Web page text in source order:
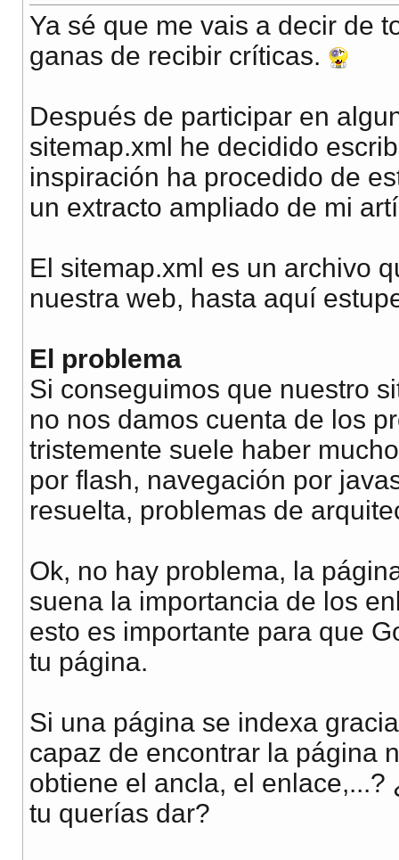
Ya sé que me vais a decir de
ganas de recibir críticas.
Después de participar en
sitemap.xml he decidido
inspiración ha procedido de
un extracto ampliado de mi
El sitemap.xml es un archivo
nuestra web, hasta aquí
El problema
Si conseguimos que nuestro
no nos damos cuenta de los
tristemente suele haber
por flash, navegación por
resuelta, problemas de
Ok, no hay problema, la
suena la importancia de los
esto es importante para que
tu página.
Si una página se indexa
capaz de encontrar la página
obtiene el ancla, el
tu querías dar?